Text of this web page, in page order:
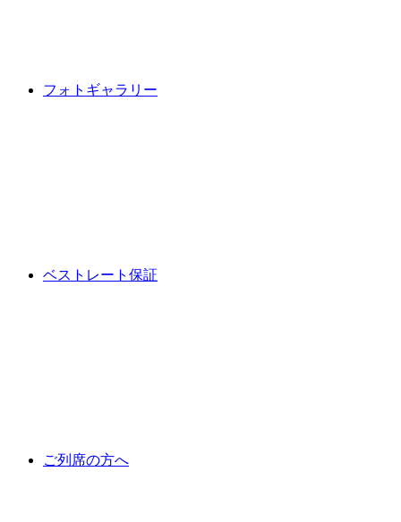
フォトギャラリー
ベストレート保証
ご列席の方へ